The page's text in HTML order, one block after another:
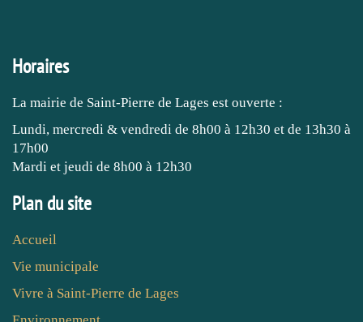
Horaires
La mairie de Saint-Pierre de Lages est ouverte :
Lundi, mercredi & vendredi de 8h00 à 12h30 et de 13h30 à
17h00
Mardi et jeudi de 8h00 à 12h30
Plan du site
Accueil
Vie municipale
Vivre à Saint-Pierre de Lages